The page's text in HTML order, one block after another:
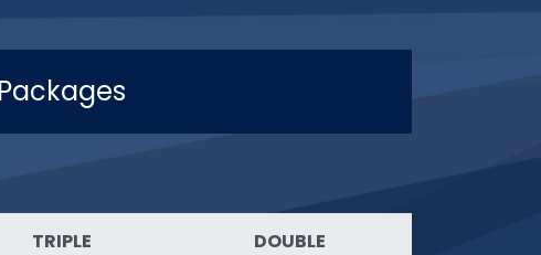
TRIPLE DOUBLE